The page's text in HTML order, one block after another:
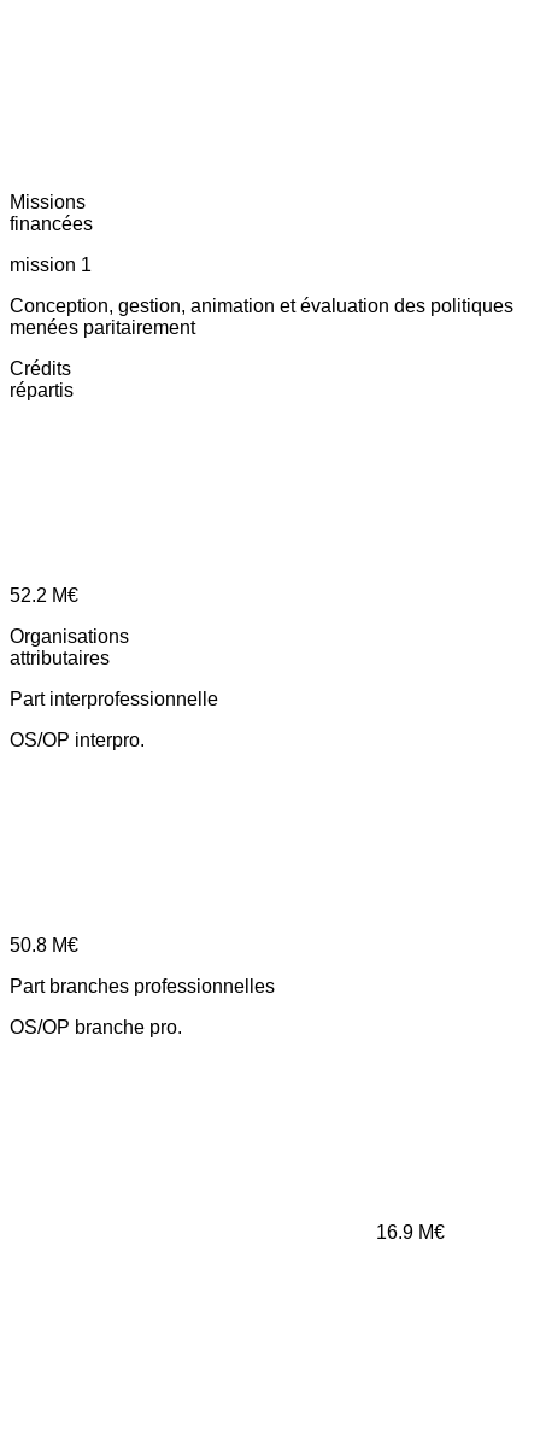
Missions
financées
mission 1
Conception, gestion, animation et évaluation des politiques
menées paritairement
Crédits
répartis
52.2 M€
Organisations
attributaires
Part interprofessionnelle
OS/OP interpro.
50.8 M€
Part branches professionnelles
OS/OP branche pro.
16.9 M€